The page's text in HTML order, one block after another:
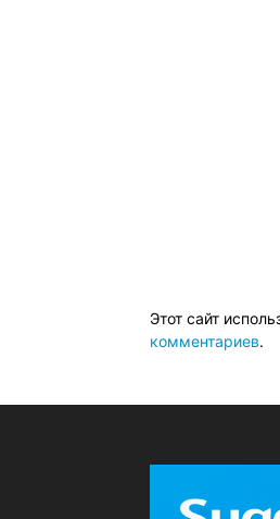
Этот сайт
комментариев.